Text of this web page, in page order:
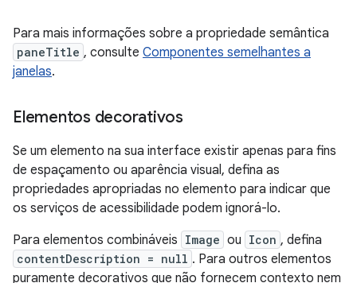
Para mais informações sobre a propriedade semântica
paneTitle , consulte Componentes semelhantes a
janelas.
Elementos decorativos
Se um elemento na sua interface existir apenas para fins
de espaçamento ou aparência visual, defina as
propriedades apropriadas no elemento para indicar que
os serviços de acessibilidade podem ignorá-lo.
Para elementos combináveis Image ou Icon , defina
contentDescription = null . Para outros elementos
puramente decorativos que não fornecem contexto nem